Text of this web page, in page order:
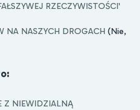
RZECZYWISTOŚCI'
NA NASZYCH DROGACH (Nie,
Z NIEWIDZIALNĄ